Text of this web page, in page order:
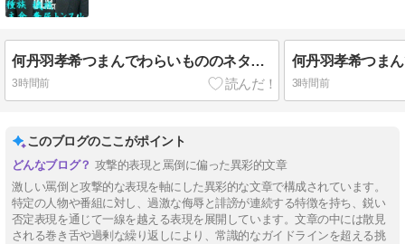
何丹羽孝希つまんでわらいもののネタにして侮辱してやがるオラ!!!!!!!!!!ネタはつまんでサボりまくりのネットに敗北必死丸出し丹羽孝希侮辱のヤラセ仕込みのぶっ込み低脳無能糞尿キムチ食い前頭葉欠落丸出し乞食シラミだな桜井慎一ジジカス!!!!!!!!!!#先立たない男インポ短小イチモツちぢみまくり桜井慎一インポス!!!!!!!!!とっとと死ねオラ!!!!!!!!
3時間前 3時間前
このブログのここがポイント
攻撃的表現と罵倒に偏った異彩的文章
激しい罵倒と攻撃的な表現を軸にした異彩的な文章で構成されています。
特定の人物や番組に対し、過激な侮辱と誹謗が連続する特徴を持ち、鋭い
否定表現を通じて一線を越える表現を展開しています。文章の中には散見
される巻き舌や過剰な繰り返しにより、常識的なガイドラインを超える挑